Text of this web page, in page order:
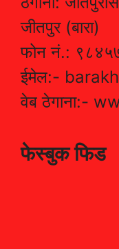
जीतपुर (बारा)
फोन नं.:
ईमेल:-
वेब ठेगाना:-
फेस्बुक फिड